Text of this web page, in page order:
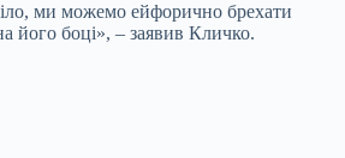
ми можемо ейфорично брехати
його боці», – заявив Кличко.